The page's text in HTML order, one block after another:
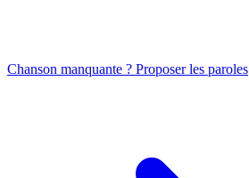
Chanson manquante ? Proposer les paroles